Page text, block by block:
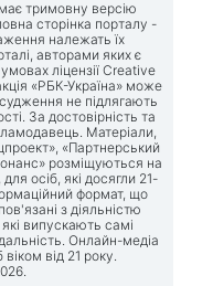
тримовну версію
сторінка порталу -
належать їх
авторами яких є
ліцензії Creative
«РБК-Україна» може
не підлягають
За достовірність та
Матеріали,
«Партнерський
розміщуються на
осіб, які досягли 21-
формат, що
з діяльністю
випускають самі
Онлайн-медіа
від 21 року.